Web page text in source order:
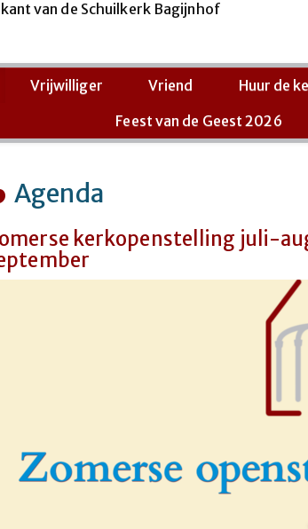
Vrijwilliger Vriend Huur de
Feest van de Geest 2026
Agenda
kerkopenstelling juli-